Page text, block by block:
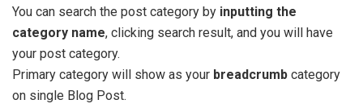
You can search the post category by inputting the
category name, clicking search result, and you will have
your post category.
Primary category will show as your breadcrumb category
on single Blog Post.